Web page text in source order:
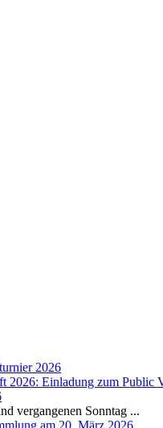
2026
2026: Einladung zum Public
vergangenen Sonntag ...
am 20. März 2026